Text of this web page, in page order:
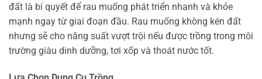
đất là bí quyết để rau muống phát triển nhanh và khỏe
mạnh ngay từ giai đoạn đầu. Rau muống không kén đất
nhưng sẽ cho năng suất vượt trội nếu được trồng trong môi
trường giàu dinh dưỡng, tơi xốp và thoát nước tốt.